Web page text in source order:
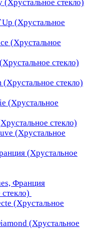
стекло)
(Хрустальное
(Хрустальное
стекло)
стекло)
(Хрустальное
стекло)
(Хрустальное
(Хрустальное
Франция
(Хрустальное
(Хрустальное